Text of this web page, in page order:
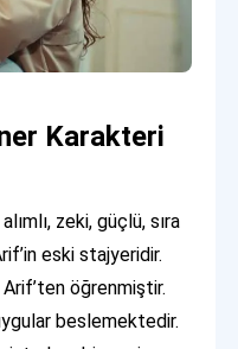
Karakteri
zeki, güçlü, sıra
eski stajyeridir.
öğrenmiştir.
beslemektedir.